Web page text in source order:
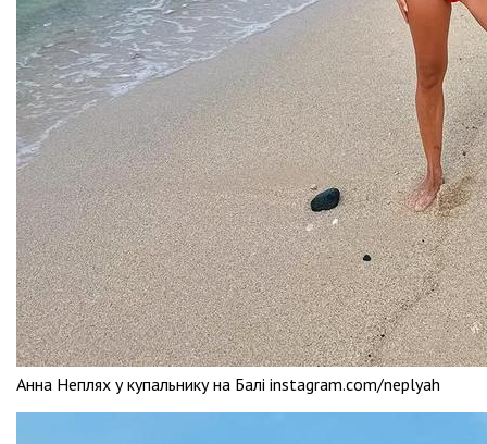
Анна Неплях у купальнику на Балі instagram.com/neplyah